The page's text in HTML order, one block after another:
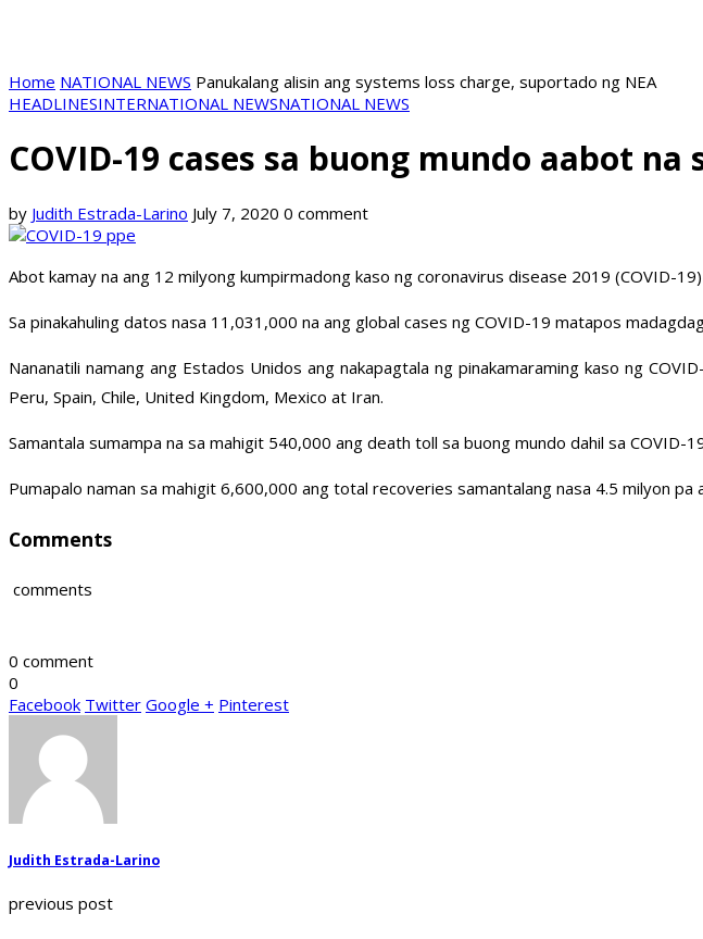
Home NATIONAL NEWS Panukalang alisin ang systems loss charge, suportado ng NEA
HEADLINESINTERNATIONAL NEWSNATIONAL NEWS
COVID-19 cases sa buong mundo aabot na
by Judith Estrada-Larino July 7, 2020 0 comment
Abot kamay na ang 12 milyong kumpirmadong kaso ng coronavirus disease 2019 (COVID-
Sa pinakahuling datos nasa 11,031,000 na ang global cases ng COVID-19 matapos
Nananatili namang ang Estados Unidos ang nakapagtala ng pinakamaraming kaso ng
Peru, Spain, Chile, United Kingdom, Mexico at Iran.
Samantala sumampa na sa mahigit 540,000 ang death toll sa buong mundo dahil sa COVID-
Pumapalo naman sa mahigit 6,600,000 ang total recoveries samantalang nasa 4.5 milyon pa
Comments
comments
0 comment
0
Facebook Twitter Google + Pinterest
Judith Estrada-Larino
previous post